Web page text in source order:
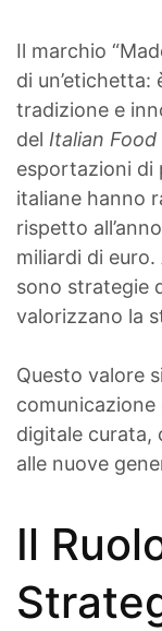
Il marchio
di
tradizione e
del Italian
esportazioni di
italiane hanno
rispetto
miliardi di euro.
sono strategie
valorizzano la
Questo valore
comunicazione
digitale curata,
alle nuove
Il